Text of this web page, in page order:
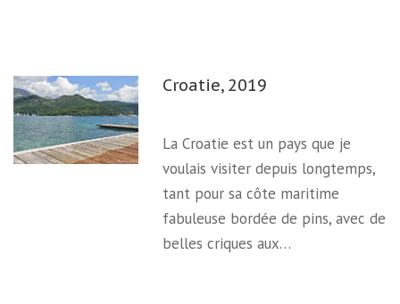
Croatie, 2019
La Croatie est un pays que je
voulais visiter depuis longtemps,
tant pour sa côte maritime
fabuleuse bordée de pins, avec de
belles criques aux…